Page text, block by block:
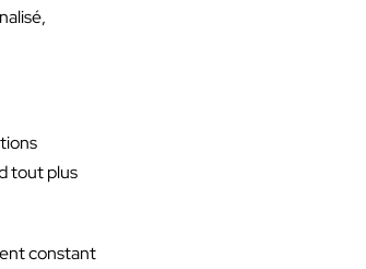
tout plus
constant